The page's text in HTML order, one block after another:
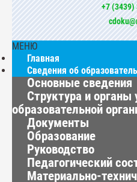
+7 (3439)
МЕНЮ
Главная
Сведения об
Основные сведения
Структура и органы
образовательной
Документы
Образование
Руководство
Педагогический
Материально-